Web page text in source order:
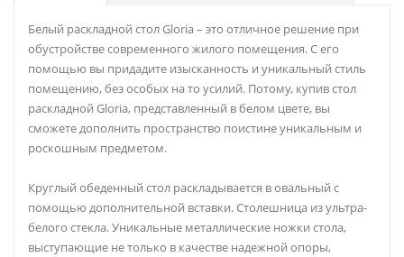
Белый раскладной стол Gloria – это отличное решение при
обустройстве современного жилого помещения. С его
помощью вы придадите изысканность и уникальный стиль
помещению, без особых на то усилий. Потому, купив стол
раскладной Gloria, представленный в белом цвете, вы
сможете дополнить пространство поистине уникальным и
роскошным предметом.
Круглый обеденный стол раскладывается в овальный с
помощью дополнительной вставки. Столешница из ультра-
белого стекла. Уникальные металлические ножки стола,
выступающие не только в качестве надежной опоры,